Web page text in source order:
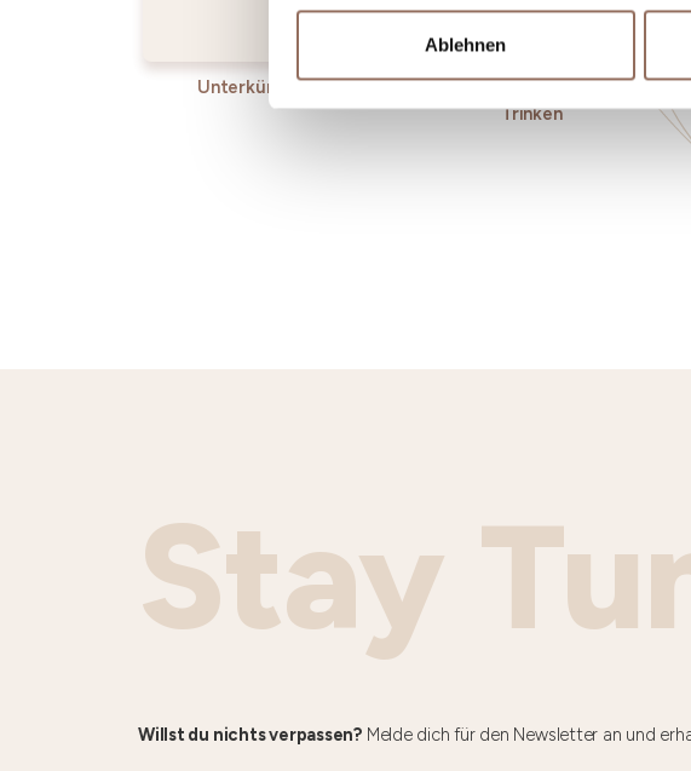
Ablehnen
Unterkünfte
Essen und
Trinken
Stay
Willst du nichts verpassen?Melde dich für den Newsletter an und